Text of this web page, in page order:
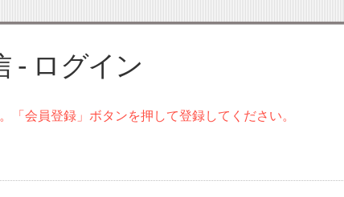
- ログイン
「会員登録」ボタンを押して登録してください。